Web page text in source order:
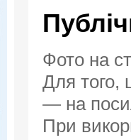
Фото на
Для того,
— на
При